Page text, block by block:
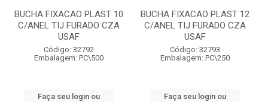
BUCHA FIXACAO PLAST 10
C/ANEL TIJ FURADO CZA
USAF
Código: 32792
Embalagem: PC\500
Faça seu login ou
BUCHA FIXACAO PLAST 12
C/ANEL TIJ FURADO CZA
USAF
Código: 32793
Embalagem: PC\250
Faça seu login ou